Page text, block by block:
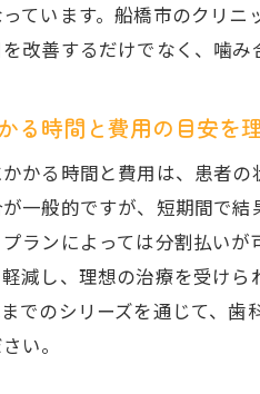
ています。船橋市のクリ
改善するだけでなく、噛み
る時間と費用の目安を
かる時間と費用は、患者
一般的ですが、短期間で
ランによっては分割払い
減し、理想の治療を受け
でのシリーズを通じて、
い。